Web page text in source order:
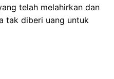
telah melahirkan dan
tak diberi uang untuk